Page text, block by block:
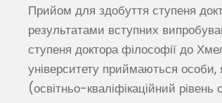
Прийом для здобуття ступеня
результатами вступних
ступеня доктора філософії до
університету приймаються особи,
(освітньо-кваліфікаційний рівень